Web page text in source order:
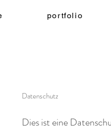
portfolio
Datenschutz
Dies ist eine